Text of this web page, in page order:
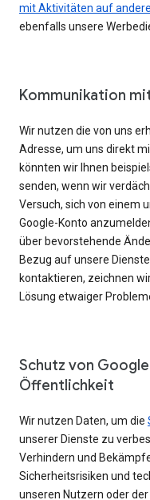
mit Aktivitäten auf
ebenfalls unsere
Kommunikation
Wir nutzen die von uns
Adresse, um uns direkt
könnten wir Ihnen
senden, wenn wir
Versuch, sich von einem
Google-Konto
über bevorstehende
Bezug auf unsere
kontaktieren, zeichnen
Lösung etwaiger
Schutz von
Öffentlichkeit
Wir nutzen Daten, um die
unserer Dienste zu
Verhindern und
Sicherheitsrisiken und
unseren Nutzern oder